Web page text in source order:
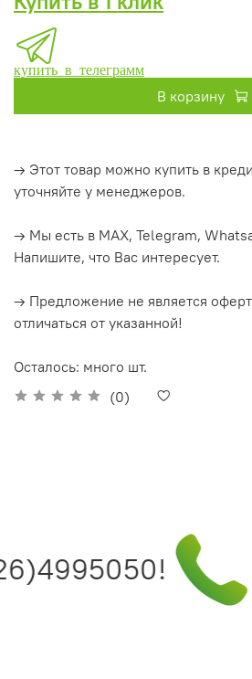
(0)
купить в телеграмм
В корзину
→ Этот товар можно купить в
уточняйте у менеджеров.
→ Мы есть в MAX, Telegram,
Напишите, что Вас интересует.
→ Предложение не является
отличаться от указанной!
Осталось: много шт.